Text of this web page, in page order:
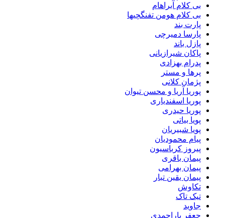
بی کلام آبراهام
بی کلام هومن تفنگچیها
پارت بند
پارسا دمیرچی
پازل باند
پاکان شیرازیانی
پدرام بهزادی
پرها و مستر
پژمان کلانی
پوریا آریا و محسن تیوان
پوریا اسفندیاری
پوریا حیدری
پویا بیاتی
پویا شبیریان
پیام محمودیان
پیروز کرباسیون
پیمان باقری
پیمان بهرامی
پیمان یقین تبار
تکاوش
تیک تاک
جاوید
جعفر یاراحمدی